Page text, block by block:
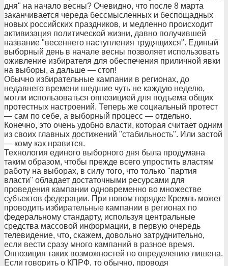
дня" на начало весны? Очевидно, что после 8 марта
заканчивается череда бессмысленных и беспощадных
новых российских праздников, и медленно происходит
активизация политической жизни, давно получившей
название "весеннего наступления трудящихся". Единый
выборный день в начале весны позволяет использовать
оживление избирателя для обеспечения приличной явки
на выборы, а дальше — стоп!
Обычно избирательные кампании в регионах, до
недавнего времени шедшие чуть не каждую неделю,
могли использоваться оппозицией для подъема общих
протестных настроений. Теперь же социальный протест
— сам по себе, а выборный процесс — отдельно.
Конечно, это очень удобно власти, которая считает одним
из своих главных достижений "стабильность". Или застой
— кому как нравится.
Технология единого выборного дня была продумана
таким образом, чтобы прежде всего упростить властям
работу на выборах, в силу того, что только "партия
власти" обладает достаточными ресурсами для
проведения кампании одновременно во множестве
субъектов федерации. При новом порядке Кремль может
проводить избирательные кампании в регионах по
федеральному стандарту, используя центральные
средства массовой информации, в первую очередь
телевидение, что, скажем, довольно затруднительно,
если вести сразу много кампаний в разное время.
Оппозиция таких возможностей по определению лишена.
Если говорить о КПРФ, то обычно, проводя